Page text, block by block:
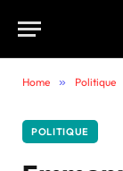
Home » Politique
POLITIQUE